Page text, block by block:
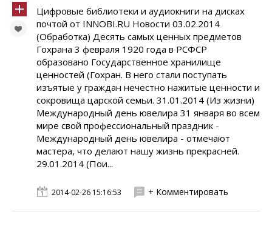
Цифровые библиотеки и аудиокниги на дисках
почтой от INNOBI.RU Новости 03.02.2014
(Обработка) Десять самых ценных предметов
Гохрана 3 февраля 1920 года в РСФСР
образовано Государственное хранилище
ценностей (Гохран. В него стали поступать
изъятые у граждан нечестно нажитые ценности и
сокровища царской семьи. 31.01.2014 (Из жизни)
Международный день ювелира 31 января во всем
мире свой профессиональный праздник -
Международный день ювелира - отмечают
мастера, что делают нашу жизнь прекрасней.
29.01.2014 (Пои...
2014-02-26 15:16:53 + Комментировать